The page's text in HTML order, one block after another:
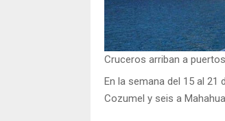
Cruceros arriban a
En la semana del 15 al
Cozumel y seis a